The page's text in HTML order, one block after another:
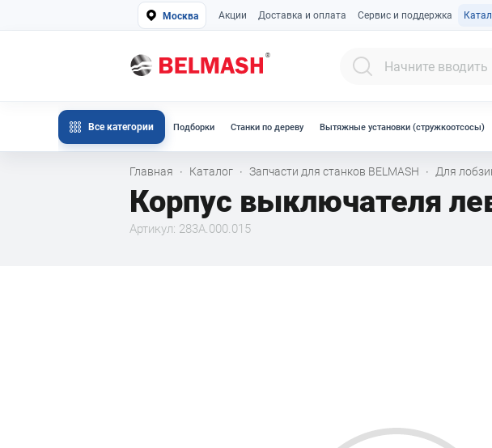
Москва Акции Доставка и оплата Сервис и поддержка
Все категории Подборки Станки по дереву Вытяжные установки (стружкоотсосы)
Главная · Каталог · Запчасти для станков BELMASH · Для
Корпус выключателя
Артикул: 283A.000.015